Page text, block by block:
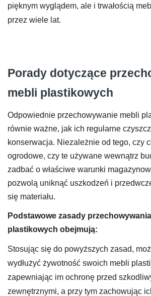
pięknym wyglądem, ale i trwałością
przez wiele lat.
Porady dotyczące
mebli plastikowych
Odpowiednie przechowywanie mebli
równie ważne, jak ich regularne
konserwacja. Niezależnie od tego, czy
ogrodowe, czy te używane wewnątrz
zadbać o właściwe warunki
pozwolą uniknąć uszkodzeń i
się materiału.
Podstawowe zasady
plastikowych obejmują:
Stosując się do powyższych zasad,
wydłużyć żywotność swoich mebli
zapewniając im ochronę przed
zewnętrznymi, a przy tym zachowując